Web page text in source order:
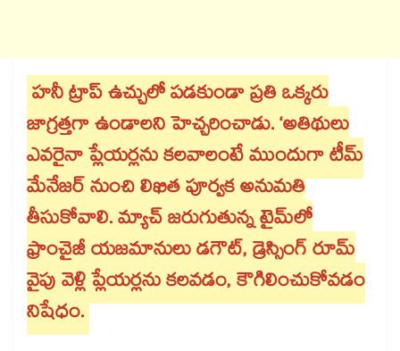
హనీ ట్రాప్‌‌ ఉచ్చులో పడకుండా ప్రతి ఒక్కరు
జాగ్రత్తగా ఉండాలని హెచ్చరించాడు. ‘అతిథులు
ఎవరైనా ప్లేయర్లను కలవాలంటే ముందుగా టీమ్‌‌
మేనేజర్‌‌ నుంచి లిఖిత పూర్వక అనుమతి
తీసుకోవాలి. మ్యాచ్‌‌ జరుగుతున్న టైమ్‌‌లో
ఫ్రాంచైజీ యజమానులు డగౌట్‌‌, డ్రెస్సింగ్‌‌ రూమ్‌‌
వైపు వెళ్లి ప్లేయర్లను కలవడం, కౌగిలించుకోవడం
నిషేధం.